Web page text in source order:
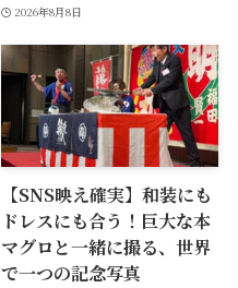
2026年8月8日
【SNS映え確実】和装にも
ドレスにも合う！巨大な本
マグロと一緒に撮る、世界
で一つの記念写真